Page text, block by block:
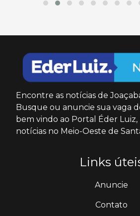
Encontre as notícias de
Busque ou anuncie sua vaga
bem vindo ao Portal Éder
notícias no Meio-Oeste de
Links
Anuncie
Contato